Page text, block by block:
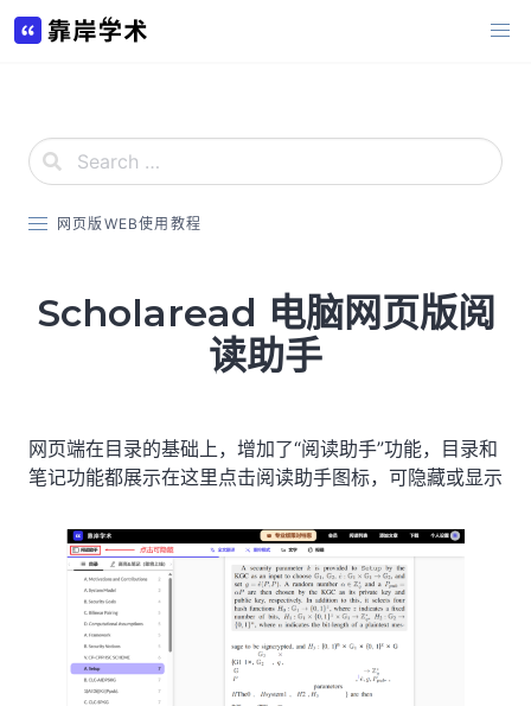
Skip
to
网页版WEB使用教程
Scholaread 电脑网页版阅
读助手
网页端在目录的基础上，增加了“阅读助手”功能，目录和
笔记功能都展示在这里点击阅读助手图标，可隐藏或显示